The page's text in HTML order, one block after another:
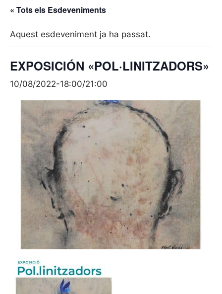
« Tots els Esdeveniments
Aquest esdeveniment ja ha passat.
EXPOSICIÓN «POL·LINITZADORS»
10/08/2022-18:00/21:00